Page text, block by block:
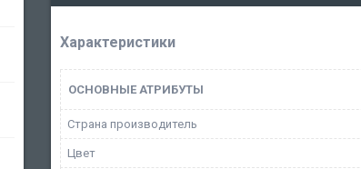
Характеристики
ОСНОВНЫЕ АТРИБУТЫ
Страна производитель
Цвет